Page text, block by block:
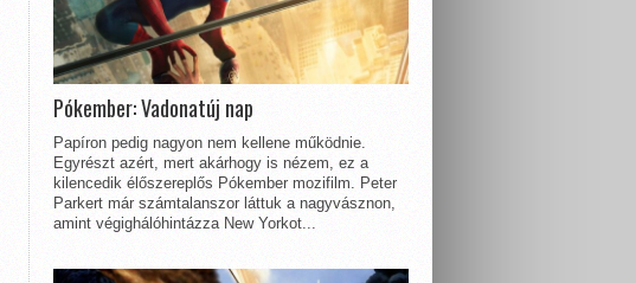
Pókember: Vadonatúj nap
Papíron pedig nagyon nem kellene működnie.
Egyrészt azért, mert akárhogy is nézem, ez a
kilencedik élőszereplős Pókember mozifilm. Peter
Parkert már számtalanszor láttuk a nagyvásznon,
amint végighálóhintázza New Yorkot...